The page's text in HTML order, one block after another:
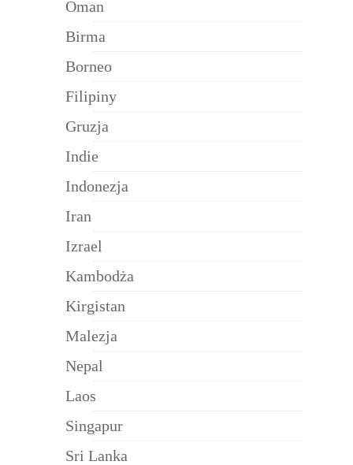
Oman
Birma
Borneo
Filipiny
Gruzja
Indie
Indonezja
Iran
Izrael
Kambodża
Kirgistan
Malezja
Nepal
Laos
Singapur
Sri Lanka